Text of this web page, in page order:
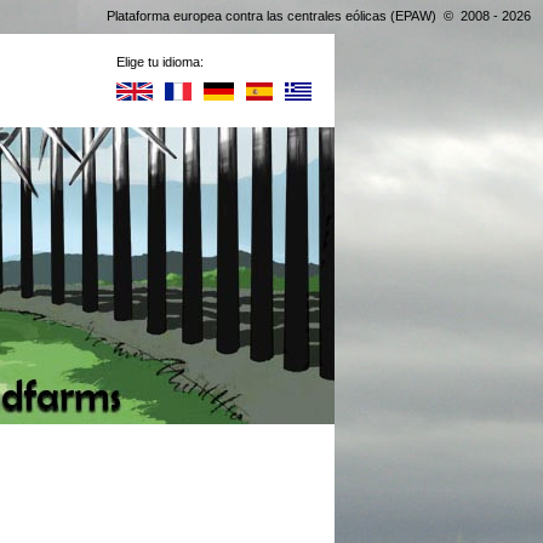
Elige tu idioma:
Plataforma europea contra las centrales eólicas (EPAW) © 2008 - 2026